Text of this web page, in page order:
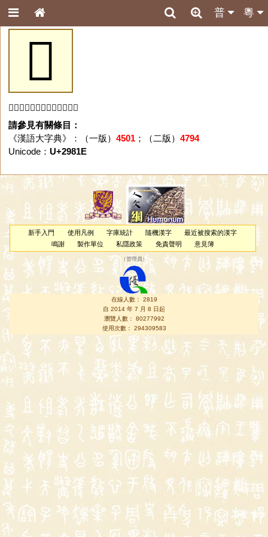
粵
普
𩠞
「𩠞」字未收錄於本資料庫。
請參見有關條目：
《漢語大字典》：（一版） 4501；（二版） 4794
Unicode： U+2981E
新手入門 使用凡例 字庫統計 隨機漢字
最近被搜索的漢字
鳴謝
製作單位 私隱政策 免責聲明 意見簿
（管理員 ）
在線人數： 2819
自 2014 年 7 月 8 日起
瀏覽人數： 80277992
使用次數： 294309583